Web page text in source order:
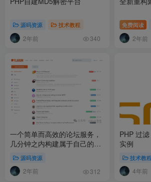
源码资源 技术教程
2年前 340
免费阅读
2年前
一个简单而高效的论坛服务，
几分钟之内构建属于自己的社
源码资源
2年前 312
PHP 过
实例
技术教程
4年前